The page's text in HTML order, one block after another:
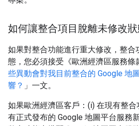
如何讓整合項目脫離未修改狀
如果對整合功能進行重大修改，整合
態，您必須接受《歐洲經濟區服務條
些異動會對我目前整合的 Google 地
響？ 」一文。
如果歐洲經濟區客戶：(i) 在現有整
有正式發布的 Google 地圖平台服務